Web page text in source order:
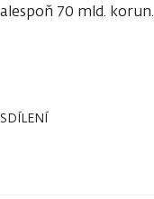
alespoň 70 mld. korun.
SDÍLENÍ